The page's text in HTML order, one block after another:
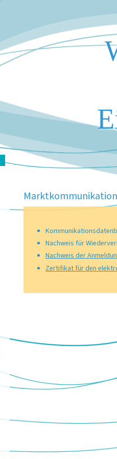
Nachweis für
Nachweis der
Zertifikat für den